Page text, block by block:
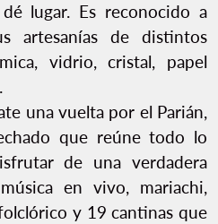
lugar. Es reconocido a
artesanías de distintos
vidrio, cristal, papel
una vuelta por el Parián,
que reúne todo lo
de una verdadera
en vivo, mariachi,
y 19 cantinas que